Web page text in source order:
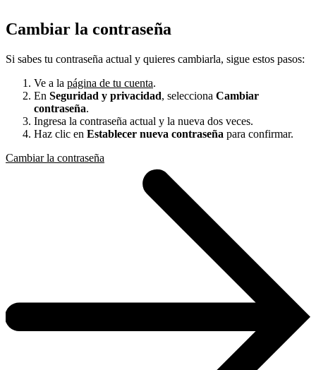
Cambiar la contraseña
Si sabes tu contraseña actual y quieres cambiarla, sigue estos pasos:
Ve a la página de tu cuenta.
En Seguridad y privacidad, selecciona Cambiar
contraseña.
Ingresa la contraseña actual y la nueva dos veces.
Haz clic en Establecer nueva contraseña para confirmar.
Cambiar la contraseña